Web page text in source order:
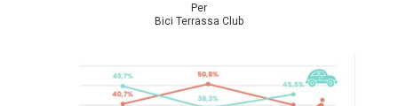
Per
Bici Terrassa Club